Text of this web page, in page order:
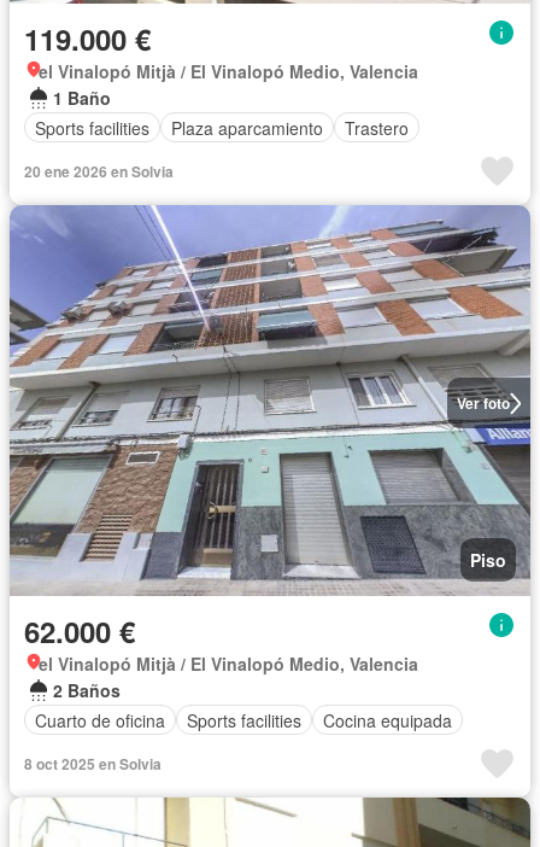
119.000 €
el Vinalopó Mitjà / El Vinalopó Medio, Valencia
1 Baño
Sports facilities
Plaza aparcamiento Trastero
20 ene 2026 en Solvia
Ver foto
Piso
62.000 €
el Vinalopó Mitjà / El Vinalopó Medio, Valencia
2 Baños
Cuarto de oficina
Sports facilities Cocina equipada
8 oct 2025 en Solvia